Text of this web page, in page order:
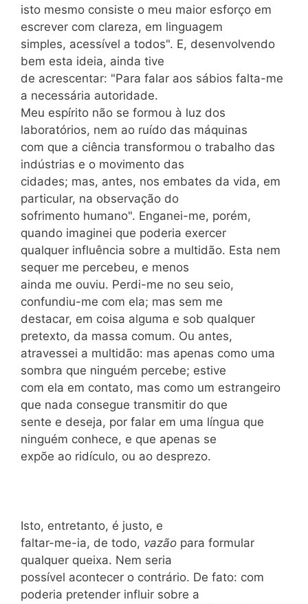
isto mesmo consiste o meu maior esforço em
escrever com clareza, em linguagem
simples, acessível a todos". E, desenvolvendo
bem esta ideia, ainda tive
de acrescentar: "Para falar aos sábios falta-me
a necessária autoridade.
Meu espírito não se formou à luz dos
laboratórios, nem ao ruído das máquinas
com que a ciência transformou o trabalho das
indústrias e o movimento das
cidades; mas, antes, nos embates da vida, em
particular, na observação do
sofrimento humano". Enganei-me, porém,
quando imaginei que poderia exercer
qualquer influência sobre a multidão. Esta nem
sequer me percebeu, e menos
ainda me ouviu. Perdi-me no seu seio,
confundiu-me com ela; mas sem me
destacar, em coisa alguma e sob qualquer
pretexto, da massa comum. Ou antes,
atravessei a multidão: mas apenas como uma
sombra que ninguém percebe; estive
com ela em contato, mas como um estrangeiro
que nada consegue transmitir do que
sente e deseja, por falar em uma língua que
ninguém conhece, e que apenas se
expõe ao ridículo, ou ao desprezo.
Isto, entretanto, é justo, e
faltar-me-ia, de todo, vazão para formular
qualquer queixa. Nem seria
possível acontecer o contrário. De fato: com
poderia pretender influir sobre a